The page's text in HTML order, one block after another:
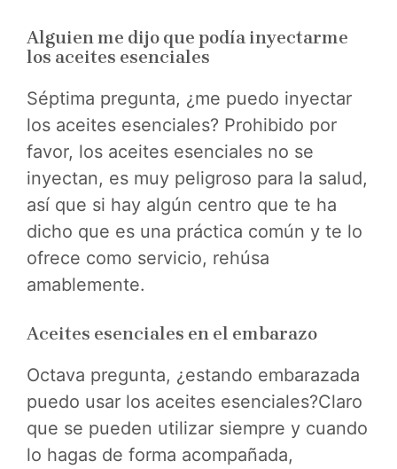
Alguien me dijo que podía inyectarme
los aceites esenciales
Séptima pregunta, ¿me puedo inyectar
los aceites esenciales? Prohibido por
favor, los aceites esenciales no se
inyectan, es muy peligroso para la salud,
así que si hay algún centro que te ha
dicho que es una práctica común y te lo
ofrece como servicio, rehúsa
amablemente.
Aceites esenciales en el embarazo
Octava pregunta, ¿estando embarazada
puedo usar los aceites esenciales?Claro
que se pueden utilizar siempre y cuando
lo hagas de forma acompañada,